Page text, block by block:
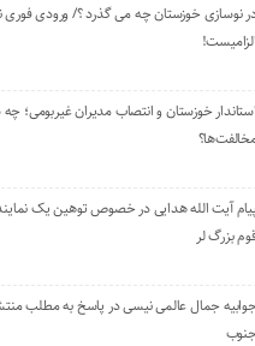
نوسازی خوزستان چه می گذرد ؟/ ورودی فوری
الزامیست!
استاندار خوزستان و انتصاب مدیران غیربومی؛
پیام آیت الله هدایی در خصوص توهین یک
بزرگ لر
جمال عالمی نیسی در پاسخ به مطلب